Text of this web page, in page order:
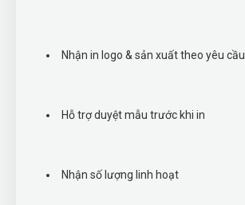
Nhận in logo & sản xuất theo yêu cầu
Hỗ trợ duyệt mẫu trước khi in
Nhận số lượng linh hoạt